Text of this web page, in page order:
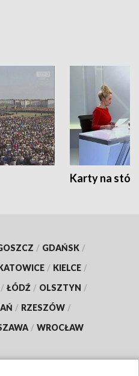
Karty na
/ GDAŃSK /
/ KIELCE /
/ ŁÓDŹ / OLSZTYN /
/ RZESZÓW /
/ WROCŁAW